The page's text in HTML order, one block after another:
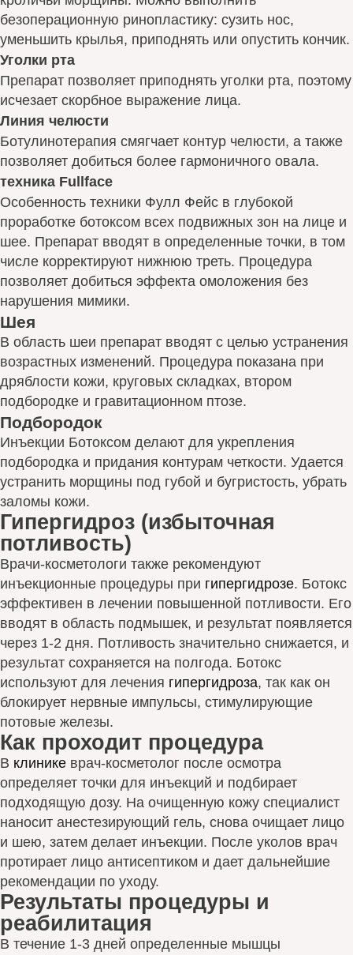
безоперационную ринопластику: сузить нос,
уменьшить крылья, приподнять или опустить кончик.
Уголки рта
Препарат позволяет приподнять уголки рта, поэтому
исчезает скорбное выражение лица.
Линия челюсти
Ботулинотерапия смягчает контур челюсти, а также
позволяет добиться более гармоничного овала.
техника Fullface
Особенность техники Фулл Фейс в глубокой
проработке ботоксом всех подвижных зон на лице и
шее. Препарат вводят в определенные точки, в том
числе корректируют нижнюю треть. Процедура
позволяет добиться эффекта омоложения без
нарушения мимики.
Шея
В область шеи препарат вводят с целью устранения
возрастных изменений. Процедура показана при
дряблости кожи, круговых складках, втором
подбородке и гравитационном птозе.
Подбородок
Инъекции Ботоксом делают для укрепления
подбородка и придания контурам четкости. Удается
устранить морщины под губой и бугристость, убрать
заломы кожи.
Гипергидроз (избыточная
потливость)
Врачи-косметологи также рекомендуют
инъекционные процедуры при гипергидрозе. Ботокс
эффективен в лечении повышенной потливости. Его
вводят в область подмышек, и результат появляется
через 1-2 дня. Потливость значительно снижается, и
результат сохраняется на полгода. Ботокс
используют для лечения гипергидроза, так как он
блокирует нервные импульсы, стимулирующие
потовые железы.
Как проходит процедура
В клинике врач-косметолог после осмотра
определяет точки для инъекций и подбирает
подходящую дозу. На очищенную кожу специалист
наносит анестезирующий гель, снова очищает лицо
и шею, затем делает инъекции. После уколов врач
протирает лицо антисептиком и дает дальнейшие
рекомендации по уходу.
Результаты процедуры и
реабилитация
В течение 1-3 дней определенные мышцы